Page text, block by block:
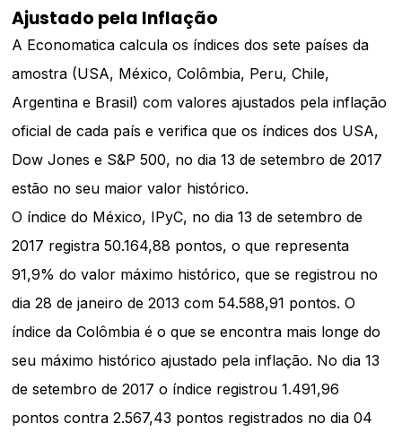
Ajustado pela Inflação
A Economatica calcula os índices dos sete países da
amostra (USA, México, Colômbia, Peru, Chile,
Argentina e Brasil) com valores ajustados pela inflação
oficial de cada país e verifica que os índices dos USA,
Dow Jones e S&P 500, no dia 13 de setembro de 2017
estão no seu maior valor histórico.
O índice do México, IPyC, no dia 13 de setembro de
2017 registra 50.164,88 pontos, o que representa
91,9% do valor máximo histórico, que se registrou no
dia 28 de janeiro de 2013 com 54.588,91 pontos. O
índice da Colômbia é o que se encontra mais longe do
seu máximo histórico ajustado pela inflação. No dia 13
de setembro de 2017 o índice registrou 1.491,96
pontos contra 2.567,43 pontos registrados no dia 04